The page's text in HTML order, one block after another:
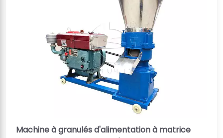
Machine à granulés d'alimentation à matrice